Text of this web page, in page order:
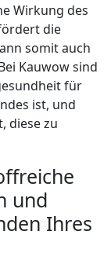
Wirkung des
die
somit auch
Kauwow sind
für
ist, und
diese zu
und
Ihres